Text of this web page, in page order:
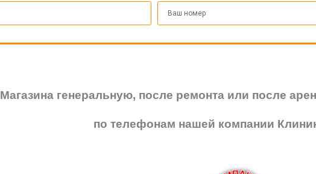
генеральную, после ремонта или после
по телефонам нашей компании